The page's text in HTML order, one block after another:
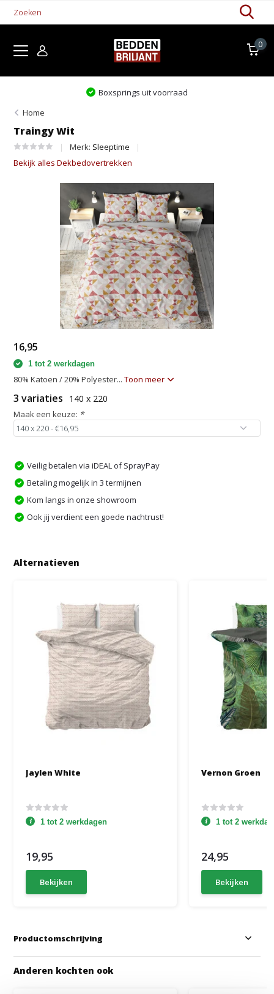
0
Levertijd 1-5 werkdagen
Home
Traingy Wit
Merk: Sleeptime
Bekijk alles Dekbedovertrekken
16,95
1 tot 2 werkdagen
80% Katoen / 20% Polyester...Toon meer
3 variaties 140 x 220
Maak een keuze: *
Veilig betalen via iDEAL of SprayPay
Betaling mogelijk in 3 termijnen
Kom langs in onze showroom
Ook jij verdient een goede nachtrust!
Alternatieven
Jaylen White
1 tot 2 werkdagen
19,95
Bekijken
Vernon Groen
1 tot 2
24,95
Bekijken
Productomschrijving
Anderen kochten ook